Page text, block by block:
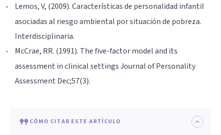
Lemos, V, (2009). Características de personalidad infantil
asociadas al riesgo ambiental por situación de pobreza.
Interdisciplinaria.
McCrae, RR. (1991). The five-factor model and its
assessment in clinical settings Journal of Personality
Assessment Dec;57(3).
CÓMO CITAR ESTE ARTÍCULO